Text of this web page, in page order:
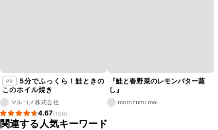
このホイル焼き
マルコメ株式会社
4.67(196)
『鮭と春野菜のレモンバター蒸
し』
morozumi mai
関連する人気キーワード